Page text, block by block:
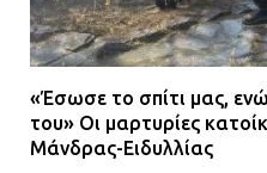
«Έσωσε το σπίτι μας,
του» Οι μαρτυρίες
Μάνδρας-Ειδυλλίας